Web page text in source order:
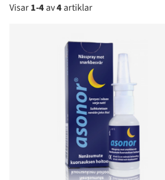
Visar1-4av4artiklar